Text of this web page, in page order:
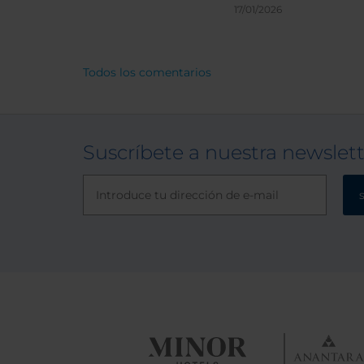
17/01/2026
Todos los comentarios
Suscríbete a nuestra